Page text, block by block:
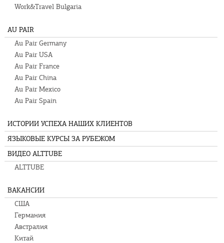
Work&Travel Bulgaria
AU PAIR
Au Pair Germany
Au Pair USA
Au Pair France
Au Pair China
Au Pair Mexico
Au Pair Spain
ИСТОРИИ УСПЕХА НАШИХ КЛИЕНТОВ
ЯЗЫКОВЫЕ КУРСЫ ЗА РУБЕЖОМ
ВИДЕО ALTTUBE
ALTTUBE
ВАКАНСИИ
США
Германия
Австралия
Китай